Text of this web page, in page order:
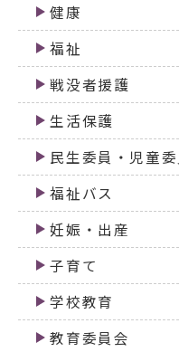
健康
福祉
戦没者援護
生活保護
民生委員・児童委
福祉バス
妊娠・出産
子育て
学校教育
教育委員会